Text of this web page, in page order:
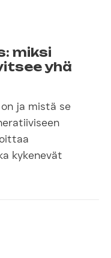
miksi
yhä
ja mistä se
kykenevät